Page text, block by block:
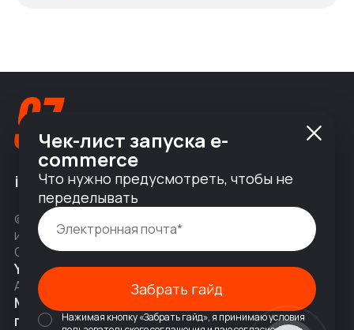
info@nineseven.ru
© 2010 — 2026 ООО «Найнсевен», УНП 191376768,
ИНН 9710142077, КПП 771001001, ОГРН 1247700831377
Соц сети
YouTubeНаписать в Telegram
Адрес
Москва, 2-я Тверская-Ямская 18,
помещ. 7/2
Чек-лист запуска e-
commerce
Что нужно предусмотреть, чтобы не
переделывать
Забрать гайд
Нажимая кнопку «Забрать гайд», я принимаю условия